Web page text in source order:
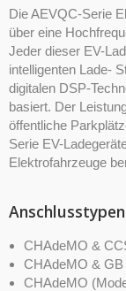
Die AEVQC-Serie
über eine
Jeder dieser EV-
intelligenten Lade-
digitalen DSP-
basiert. Der
öffentliche
Serie EV-
Elektrofahrzeuge
Anschlusstypen
CHAdeMO &
CHAdeMO &
CHAdeMO